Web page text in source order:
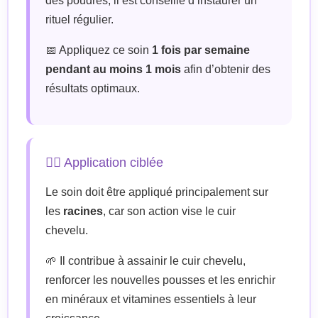
rituel régulier.
📅 Appliquez ce soin 1 fois par semaine
pendant au moins 1 mois afin d’obtenir des
résultats optimaux.
💆‍♀️ Application ciblée
Le soin doit être appliqué principalement sur
les racines, car son action vise le cuir
chevelu.
🌱 Il contribue à assainir le cuir chevelu,
renforcer les nouvelles pousses et les enrichir
en minéraux et vitamines essentiels à leur